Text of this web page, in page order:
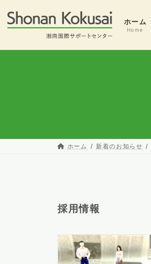
ン
テ
ツ
ビ
ゲ
シ
ホーム
Home
ホーム 新着のお知らせ
採用情報